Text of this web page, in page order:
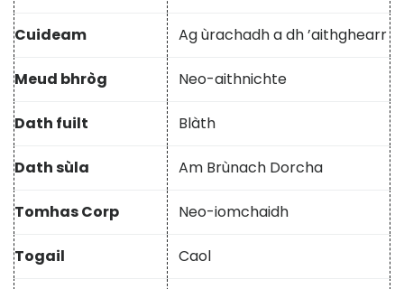
Cuideam Ag ùrachadh a dh ’aithghearr
Meud bhròg Neo-aithnichte
Dath fuilt Blàth
Dath sùla Am Brùnach Dorcha
Tomhas Corp Neo-iomchaidh
Togail Caol